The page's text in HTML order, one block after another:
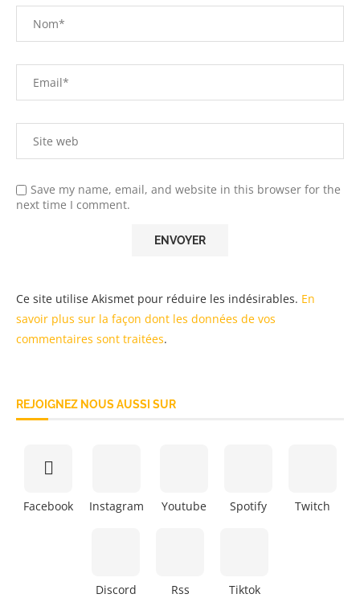
Save my name, email, and website in this browser for the
next time I comment.
Ce site utilise Akismet pour réduire les indésirables. En
savoir plus sur la façon dont les données de vos
commentaires sont traitées.
REJOIGNEZ NOUS AUSSI SUR
Facebook Instagram Youtube Spotify Twitch
Discord Rss Tiktok